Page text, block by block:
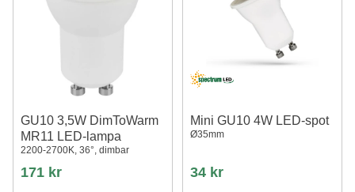
GU10 3,5W DimToWarm
MR11 LED-lampa
2200-2700K, 36°, dimbar
171 kr
Mini GU10 4W LED-spot
Ø35mm
34 kr